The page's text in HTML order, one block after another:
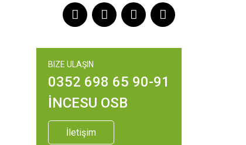
BIZE ULAŞIN
0352 698 65 90-91
İNCESU OSB
İletişim